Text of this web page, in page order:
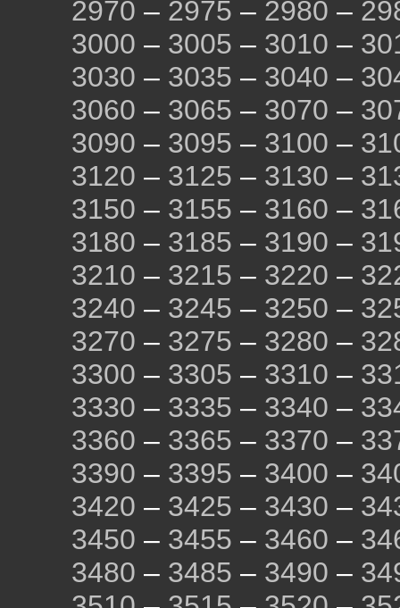
2970 – 2975 – 2980 –
3000 – 3005 – 3010 –
3030 – 3035 – 3040 –
3060 – 3065 – 3070 –
3090 – 3095 – 3100 –
3120 – 3125 – 3130 –
3150 – 3155 – 3160 –
3180 – 3185 – 3190 –
3210 – 3215 – 3220 –
3240 – 3245 – 3250 –
3270 – 3275 – 3280 –
3300 – 3305 – 3310 –
3330 – 3335 – 3340 –
3360 – 3365 – 3370 –
3390 – 3395 – 3400 –
3420 – 3425 – 3430 –
3450 – 3455 – 3460 –
3480 – 3485 – 3490 –